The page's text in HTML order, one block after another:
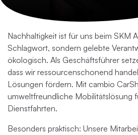
Nachhaltigkeit ist für uns beim SKM
Schlagwort, sondern gelebte
ökologisch. Als Geschäftsführer
dass wir ressourcenschonend
Lösungen fördern. Mit cambio
umweltfreundliche Mobilitätslösung
Dienstfahrten.
Besonders praktisch: Unsere